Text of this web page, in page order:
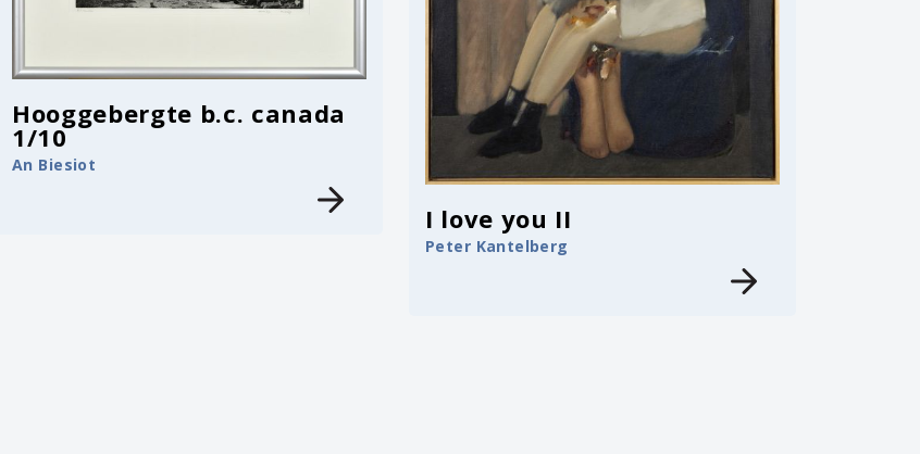
Hooggebergte b.c. canada
1/10
An Biesiot
I love you II
Peter Kantelberg